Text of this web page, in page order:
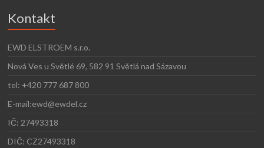
Kontakt
EWD ELSTROEM s.r.o.
Nová Ves u Světlé 69, 582 91 Světlá nad Sázavou
tel: +420 777 687 800
E-mail:ewd@ewdel.cz
IČ: 27493318
DIČ: CZ27493318